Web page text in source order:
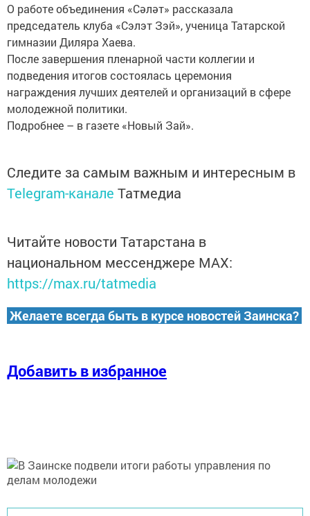
О работе объединения «Сәләт» рассказала
председатель клуба «Сэлэт Зэй», ученица Татарской
гимназии Диляра Хаева.
После завершения пленарной части коллегии и
подведения итогов состоялась церемония
награждения лучших деятелей и организаций в сфере
молодежной политики.
Подробнее – в газете «Новый Зай».
Следите за самым важным и интересным в
Telegram-канале Татмедиа
Читайте новости Татарстана в
национальном мессенджере MАХ:
https://max.ru/tatmedia
Желаете всегда быть в курсе новостей Заинска?
Добавить в избранное